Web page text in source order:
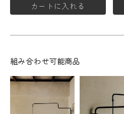
カートに入れる
組み合わせ可能商品